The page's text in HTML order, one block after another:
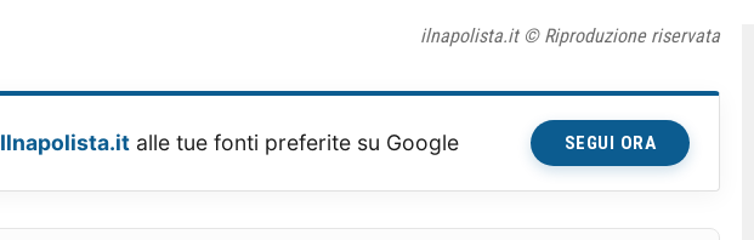
ilnapolista.it © Riproduzione riservata
Ilnapolista.it alle tue fonti preferite su Google SEGUI ORA